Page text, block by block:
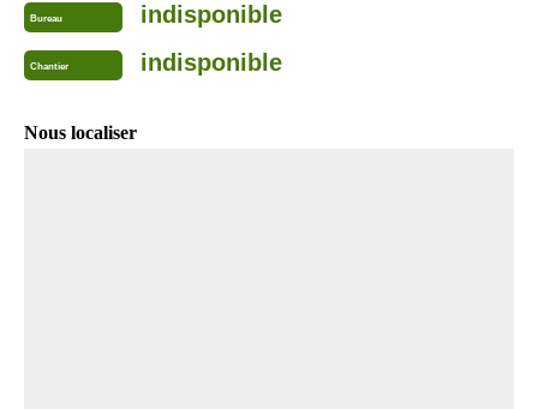
Bureau indisponible
Chantier indisponible
Nous localiser